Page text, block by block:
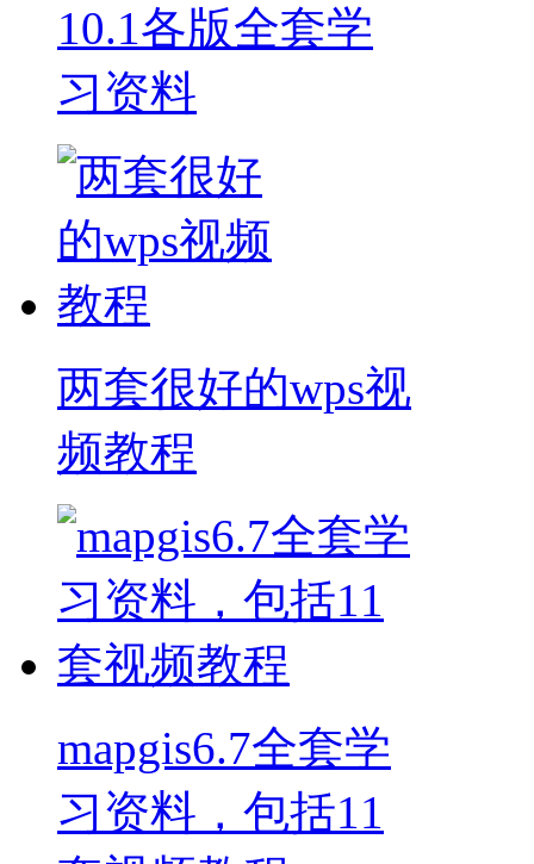
10.1各版全套学
习资料
两套很好的wps视
频教程
mapgis6.7全套学
习资料，包括11